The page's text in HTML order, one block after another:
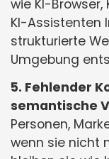
wie KI-
KI-Assistenten
strukturierte
Umgebung
5. Fehlender
semantische
Personen,
wenn sie nicht